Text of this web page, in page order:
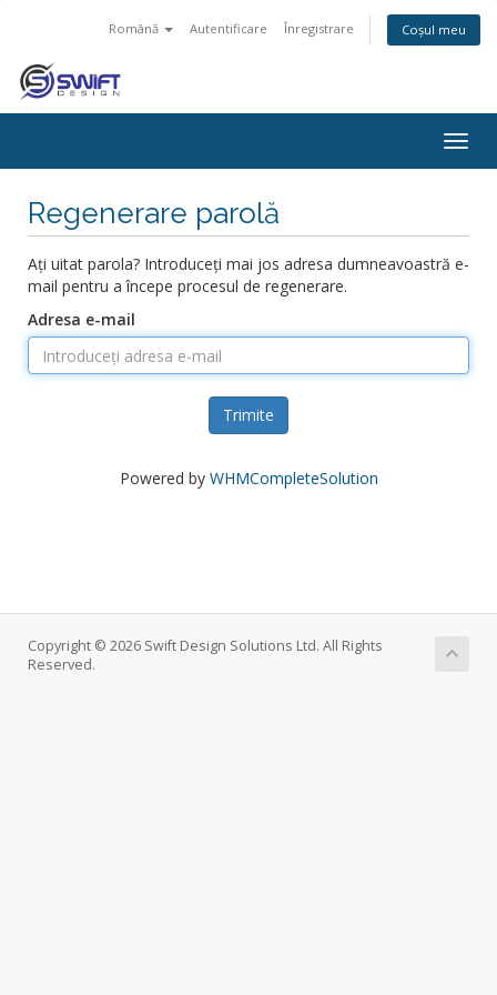
Română Autentificare Înregistrare Coșul meu
Regenerare parolă
Ați uitat parola? Introduceți mai jos adresa dumneavoastră e-
mail pentru a începe procesul de regenerare.
Adresa e-mail
Trimite
Powered by WHMCompleteSolution
Copyright © 2026 Swift Design Solutions Ltd. All Rights
Reserved.